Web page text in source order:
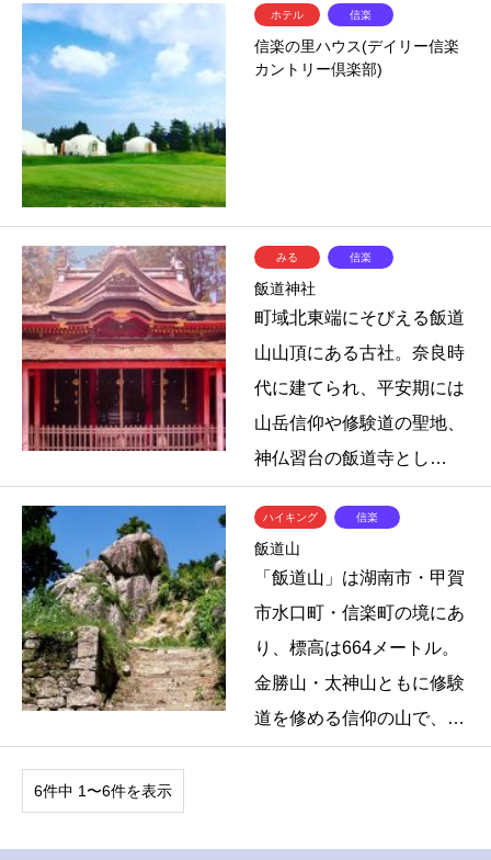
ホテル 信楽
信楽の里ハウス(デイリー信楽
カントリー倶楽部)
みる 信楽
飯道神社
町域北東端にそびえる飯道
山山頂にある古社。奈良時
代に建てられ、平安期には
山岳信仰や修験道の聖地、
神仏習台の飯道寺とし…
ハイキング 信楽
飯道山
「飯道山」は湖南市・甲賀
市水口町・信楽町の境にあ
り、標高は664メートル。
金勝山・太神山ともに修験
道を修める信仰の山で、…
6件中 1〜6件を表示